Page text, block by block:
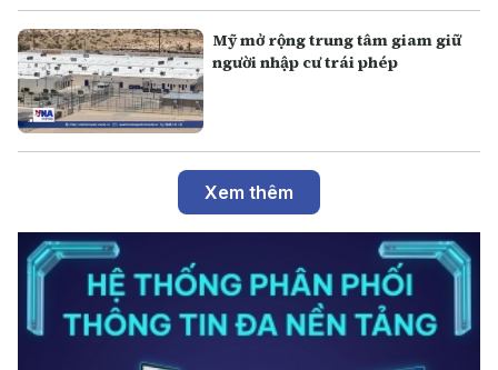
Mỹ mở rộng trung tâm giam giữ
người nhập cư trái phép
Xem thêm